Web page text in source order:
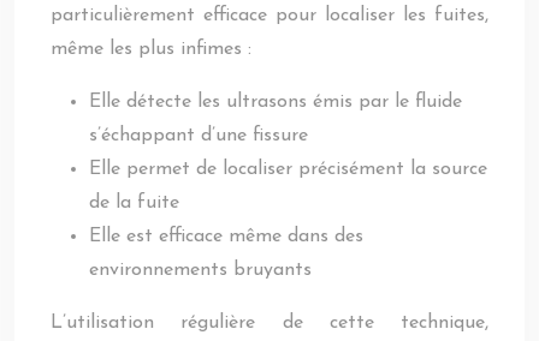
particulièrement efficace pour localiser les fuites,
même les plus infimes :
Elle détecte les ultrasons émis par le fluide
s’échappant d’une fissure
Elle permet de localiser précisément la source
de la fuite
Elle est efficace même dans des
environnements bruyants
L’utilisation régulière de cette technique,